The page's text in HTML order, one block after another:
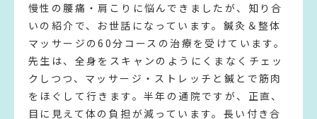
慢性の腰痛・肩こりに悩んできましたが、知り合
いの紹介で、お世話になっています。鍼灸＆整体
マッサージの60分コースの治療を受けています。
先生は、全身をスキャンのようにくまなくチェッ
クしつつ、マッサージ・ストレッチと鍼とで筋肉
をほぐして行きます。半年の通院ですが、正直、
目に見えて体の負担が減っています。長い付き合